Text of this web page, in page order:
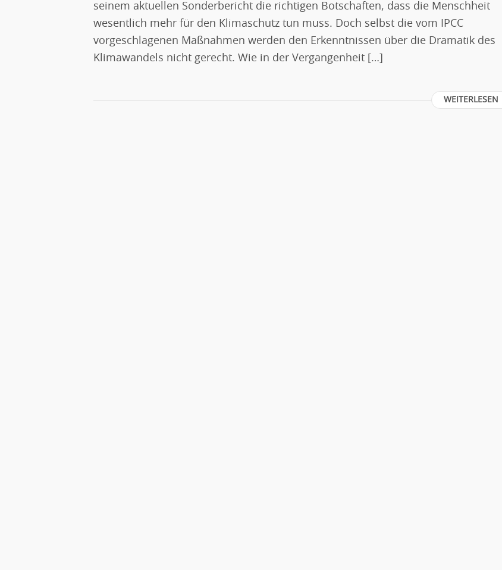
seinem aktuellen Sonderbericht die richtigen Botschaften, dass die Menschheit
wesentlich mehr für den Klimaschutz tun muss. Doch selbst die vom IPCC
vorgeschlagenen Maßnahmen werden den Erkenntnissen über die Dramatik des
Klimawandels nicht gerecht. Wie in der Vergangenheit […]
WEITERLESEN